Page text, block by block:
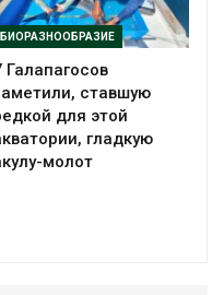
БИОРАЗНООБРАЗИЕ
Галапагосов
ставшую
для этой
гладкую
молот